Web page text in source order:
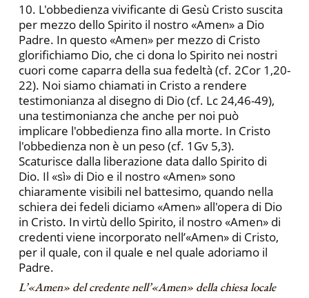
10. L'obbedienza vivificante di Gesù Cristo suscita
per mezzo dello Spirito il nostro «Amen» a Dio
Padre. In questo «Amen» per mezzo di Cristo
glorifichiamo Dio, che ci dona lo Spirito nei nostri
cuori come caparra della sua fedeltà (cf. 2Cor 1,20-
22). Noi siamo chiamati in Cristo a rendere
testimonianza al disegno di Dio (cf. Lc 24,46-49),
una testimonianza che anche per noi può
implicare l'obbedienza fino alla morte. In Cristo
l'obbedienza non è un peso (cf. 1Gv 5,3).
Scaturisce dalla liberazione data dallo Spirito di
Dio. Il «sì» di Dio e il nostro «Amen» sono
chiaramente visibili nel battesimo, quando nella
schiera dei fedeli diciamo «Amen» all'opera di Dio
in Cristo. In virtù dello Spirito, il nostro «Amen» di
credenti viene incorporato nell’«Amen» di Cristo,
per il quale, con il quale e nel quale adoriamo il
Padre.
L’«Amen» del credente nell’«Amen» della chiesa locale